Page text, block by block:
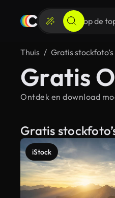
Thuis Gratis stockfoto’s
Gratis
Ontdek en download
Gratis
iStock